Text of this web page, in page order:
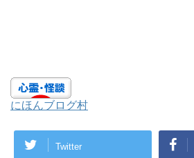
にほんブログ村
Twitter